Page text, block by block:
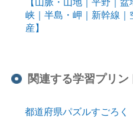
峡｜半島・岬｜新幹線
産】
関連する学習プリン
都道府県パズルすごろ